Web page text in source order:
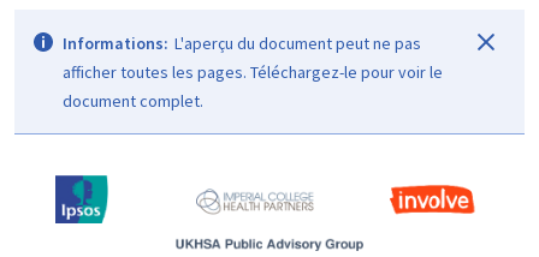
Informations: L'aperçu du document peut ne pas
afficher toutes les pages. Téléchargez-le pour voir le
document complet.